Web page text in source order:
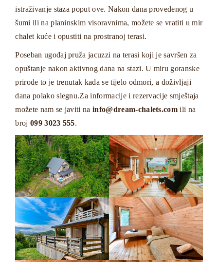
istraživanje staza poput ove. Nakon dana provedenog u
šumi ili na planinskim visoravnima, možete se vratiti u mir
chalet kuće i opustiti na prostranoj terasi.
Poseban ugođaj pruža jacuzzi na terasi koji je savršen za
opuštanje nakon aktivnog dana na stazi. U miru goranske
prirode to je trenutak kada se tijelo odmori, a doživljaji
dana polako slegnu.Za informacije i rezervacije smještaja
možete nam se javiti nainfo@dream-chalets.com ili na
broj 099 3023 555.